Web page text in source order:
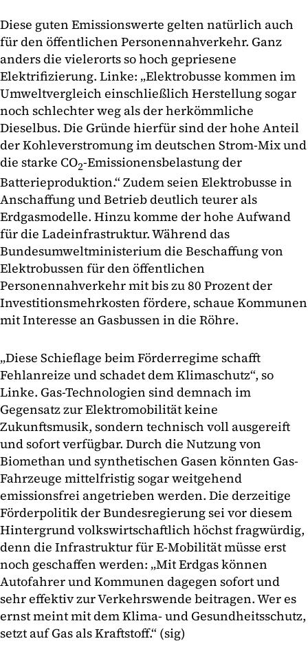
Diese guten Emissionswerte gelten natürlich auch
für den öffentlichen Personennahverkehr. Ganz
anders die vielerorts so hoch gepriesene
Elektrifizierung. Linke: „Elektrobusse kommen im
Umweltvergleich einschließlich Herstellung sogar
noch schlechter weg als der herkömmliche
Dieselbus. Die Gründe hierfür sind der hohe Anteil
der Kohleverstromung im deutschen Strom-Mix und
die starke CO2-Emissionensbelastung der
Batterieproduktion.“ Zudem seien Elektrobusse in
Anschaffung und Betrieb deutlich teurer als
Erdgasmodelle. Hinzu komme der hohe Aufwand
für die Ladeinfrastruktur. Während das
Bundesumweltministerium die Beschaffung von
Elektrobussen für den öffentlichen
Personennahverkehr mit bis zu 80 Prozent der
Investitionsmehrkosten fördere, schaue Kommunen
mit Interesse an Gasbussen in die Röhre.
„Diese Schieflage beim Förderregime schafft
Fehlanreize und schadet dem Klimaschutz“, so
Linke. Gas-Technologien sind demnach im
Gegensatz zur Elektromobilität keine
Zukunftsmusik, sondern technisch voll ausgereift
und sofort verfügbar. Durch die Nutzung von
Biomethan und synthetischen Gasen könnten Gas-
Fahrzeuge mittelfristig sogar weitgehend
emissionsfrei angetrieben werden. Die derzeitige
Förderpolitik der Bundesregierung sei vor diesem
Hintergrund volkswirtschaftlich höchst fragwürdig,
denn die Infrastruktur für E-Mobilität müsse erst
noch geschaffen werden: „Mit Erdgas können
Autofahrer und Kommunen dagegen sofort und
sehr effektiv zur Verkehrswende beitragen. Wer es
ernst meint mit dem Klima- und Gesundheitsschutz,
setzt auf Gas als Kraftstoff.“ (sig)